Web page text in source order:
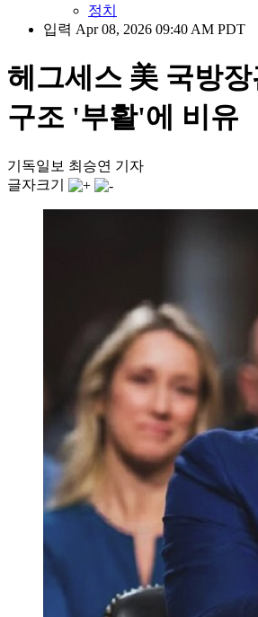
정치
입력 Apr 08, 2026 09:40 AM PDT
헤그세스 美 국방
구조 '부활'에 비유
기독일보 최승연 기자
글자크기